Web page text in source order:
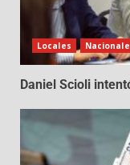
Locales
Daniel Scioli